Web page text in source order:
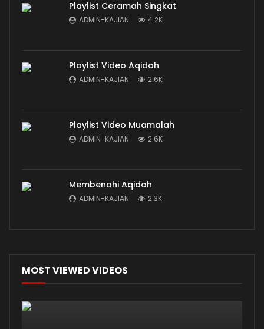
Playlist Ceramah Singkat
ADMIN-KAJIAN 4.2K
Playlist Video Aqidah
ADMIN-KAJIAN 2.6K
Playlist Video Muamalah
ADMIN-KAJIAN 2.6K
Membenahi Aqidah
ADMIN-KAJIAN 2.3K
MOST VIEWED VIDEOS